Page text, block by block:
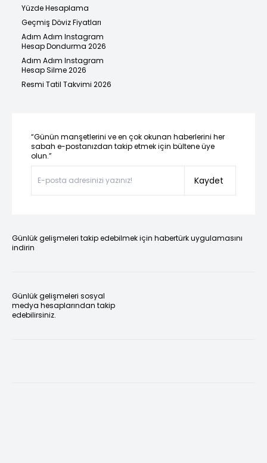
Yüzde Hesaplama
Geçmiş Döviz Fiyatları
Adım Adım Instagram
Hesap Dondurma 2026
Adım Adım Instagram
Hesap Silme 2026
Resmi Tatil Takvimi 2026
“Günün manşetlerini ve en çok okunan haberlerini her
sabah e-postanızdan takip etmek için bültene üye
olun.”
Kaydet
Günlük gelişmeleri takip edebilmek için habertürk uygulamasını
indirin
Günlük gelişmeleri sosyal
medya hesaplarından takip
edebilirsiniz.